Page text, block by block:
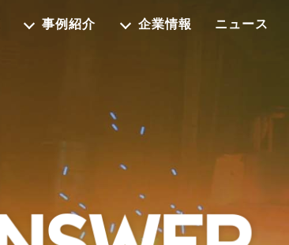
事例紹介 企業情報 ニュース